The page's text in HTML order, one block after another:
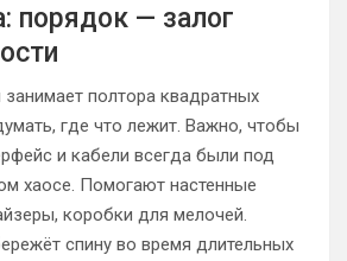
порядок — залог
полтора квадратных
где что лежит. Важно, чтобы
и кабели всегда были под
хаосе. Помогают настенные
коробки для мелочей.
спину во время длительных